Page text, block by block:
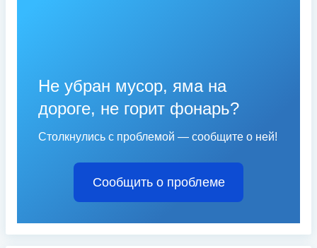
Не убран мусор, яма на
дороге, не горит фонарь?
Столкнулись с проблемой — сообщите о ней!
Сообщить о проблеме